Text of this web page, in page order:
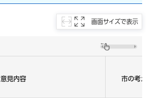
画面サイズで表示
意見内容 市の考え